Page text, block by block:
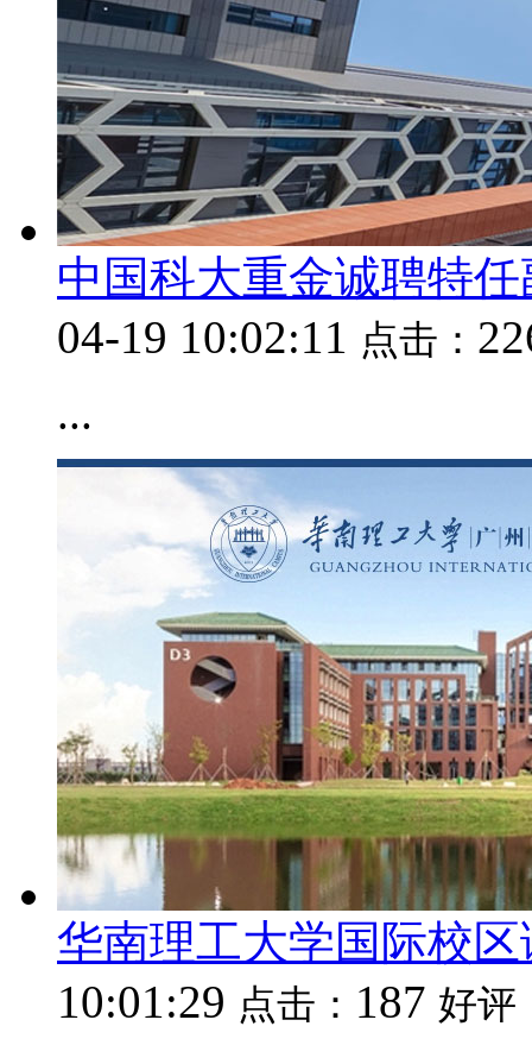
中国科大重金诚聘特
04-19 10:02:11 点击：
...
华南理工大学国际校
10:01:29 点击： 187 好评